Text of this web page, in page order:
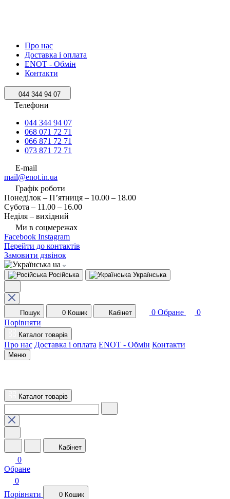
Про нас
Доставка і оплата
ENOT - Обмін
Контакти
044 344 94 07
Телефони
044 344 94 07
068 071 72 71
066 871 72 71
073 871 72 71
E-mail
mail@enot.in.ua
Графік роботи
Понеділок – П’ятниця – 10.00 – 18.00
Субота – 11.00 – 16.00
Неділя – вихідний
Ми в соцмережах
Facebook Instagram
Перейти до контактів
Замовити дзвінок
ua
Російська Українська
Пошук 0 Кошик Кабінет 0 Обране
0
Порівняти
Каталог товарів
Про нас Доставка і оплата ENOT - Обмін Контакти
Меню
Каталог товарів
Кабінет
0
Обране
0
Порівняти
0 Кошик